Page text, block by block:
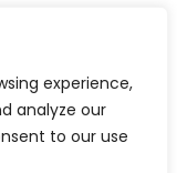
experience,
analyze our
to our use